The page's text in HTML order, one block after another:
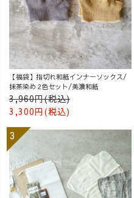
【福袋】指切れ和紙インナーソックス/
抹茶染め 2色セット/美濃和紙
3,960円(税込)
3,300円(税込)